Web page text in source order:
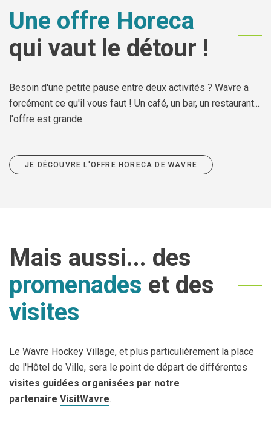
Une offre Horeca
qui vaut le détour !
Besoin d'une petite pause entre deux activités ? Wavre a
forcément ce qu'il vous faut ! Un café, un bar, un restaurant...
l'offre est grande.
JE DÉCOUVRE L'OFFRE HORECA DE WAVRE
Mais aussi... des
promenades et des
visites
Le Wavre Hockey Village, et plus particulièrement la place
de l'Hôtel de Ville, sera le point de départ de différentes
visites guidées organisées par notre
partenaire VisitWavre.